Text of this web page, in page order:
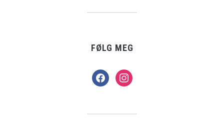
FØLG MEG
facebookinstagram